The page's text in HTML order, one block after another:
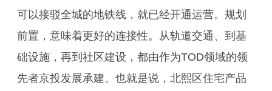
可以接驳全城的地铁线，就已经开通运营。规划
前置，意味着更好的连接性。从轨道交通、到基
础设施，再到社区建设，都由作为TOD领域的领
先者京投发展承建。也就是说，北熙区住宅产品